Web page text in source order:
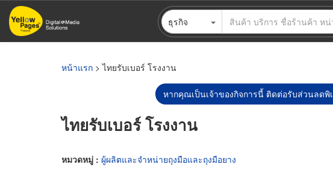
ข้าม
ไป
ธุรกิจ
หน้าแรก > ไทยรับเบอร์ โรงงาน
หากคุณเป็นเจ้าของกิจการนี้ ติดต่อรับส่วนลดพิ
ไทยรับเบอร์ โรงงาน
หมวดหมู่ : ผู้ผลิตและจำหน่ายถุงมือและถุงมือยาง